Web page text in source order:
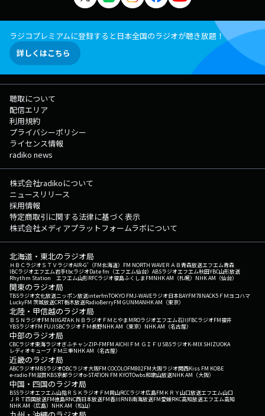
ラジコプレミアムに登録すると日本全国のラジオが聴き放題！
詳しくはこちら
聴取について
配信エリア
利用規約
プライバシーポリシー
ライセンス情報
radiko news
株式会社radikoについて
ニュースリリース
採用情報
特定商取引に関する法律に基づく表示
株式会社メディアプラットフォームラボについて
北海道・東北のラジオ局
ＨＢＣラジオＳＴＶラジオAIR-G'（FM北海道） FM NORTH WAVEＲＡＢ青森放送エフエム青森
IBCラジオエフエム岩手tbcラジオDate fm（エフエム仙台） ABSラジオエフエム秋田YBC山形放送
Rhythm Station エフエム山形RFCラジオ福島ふくしまFMNHK AM（札幌） NHK AM（仙台）
関東のラジオ局
TBSラジオ文化放送ニッポン放送interfmTOKYO FMJ-WAVEラジオ日本BAYFM78NACK5 ＦＭヨコハマ
LuckyFM 茨城放送CRT栃木放送RadioBerryFM GUNMANHK AM（東京）
北陸・甲信越のラジオ局
ＢＳＮラジオFM NIIGATAＫＮＢラジオ ＦＭとやまMROラジオエフエム石川FBCラジオFM福井
YBSラジオFM FUJISBCラジオ ＦＭ長野NHK AM（東京） NHK AM（名古屋）
中部のラジオ局
CBCラジオ東海ラジオぎふチャンZIP-FMFM AICHI ＦＭ ＧＩＦＵ SBSラジオK-MIX SHIZUOKA
レディオキューブ ＦＭ三重NHK AM（名古屋）
近畿のラジオ局
ABCラジオMBSラジオOBCラジオ大阪FM COCOLOFM802FM大阪ラジオ関西Kiss FM KOBE
e-radio FM滋賀KBS京都ラジオα-STATION FM KYOTOwbs和歌山放送NHK AM（大阪）
中国・四国のラジオ局
BSSラジオエフエム山陰ＲＳＫラジオ ＦＭ岡山RCCラジオ広島FM ＫＲＹ山口放送エフエム山口
ＪＲＴ四国放送FM徳島RNC西日本放送FM香川RNB南海放送FM愛媛RKC高知放送エフエム高知
NHK AM（広島） NHK AM（松山）